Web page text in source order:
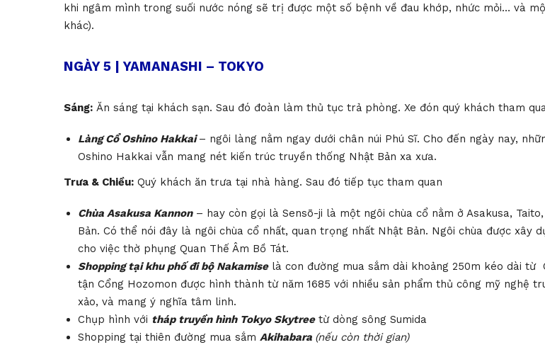
khi ngâm mình trong suối nước nóng sẽ trị được một số bệnh về đau khớp, nhức mỏi… và
khác).
NGÀY 5 | YAMANASHI – TOKYO
Sáng: Ăn sáng tại khách sạn. Sau đó đoàn làm thủ tục trả phòng. Xe đón quý khách tham
Làng Cổ Oshino Hakkai– ngôi làng nằm ngay dưới chân núi Phú Sĩ. Cho đến ngày nay,
Oshino Hakkai vẫn mang nét kiến trúc truyền thống Nhật Bản xa xưa.
Trưa & Chiều: Quý khách ăn trưa tại nhà hàng. Sau đó tiếp tục tham quan
Chùa Asakusa Kannon– hay còn gọi là Sensō-ji là một ngôi chùa cổ nằm ở Asakusa,
Bản. Có thể nói đây là ngôi chùa cổ nhất, quan trọng nhất Nhật Bản. Ngôi chùa được xây
cho việc thờ phụng Quan Thế Âm Bồ Tát.
Shopping tại khu phố đi bộ Nakamise là con đường mua sắm dài khoảng 250m kéo dài từ
tận Cổng Hozomon được hình thành từ năm 1685 với nhiều sản phẩm thủ công mỹ nghệ
xảo, và mang ý nghĩa tâm linh.
Chụp hình với tháp truyền hình Tokyo Skytreetừ dòng sông Sumida
Shopping tại thiên đường mua sắm Akihabara (nếu còn thời gian)